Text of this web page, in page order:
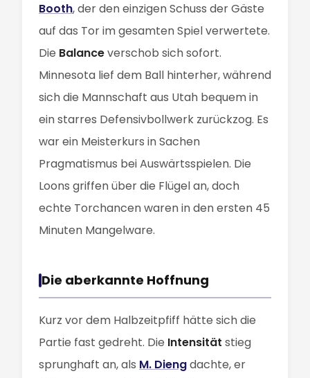
Booth, der den einzigen Schuss der Gäste
auf das Tor im gesamten Spiel verwertete.
Die Balanceverschob sich sofort.
Minnesota lief dem Ball hinterher, während
sich die Mannschaft aus Utah bequem in
ein starres Defensivbollwerk zurückzog. Es
war ein Meisterkurs in Sachen
Pragmatismus bei Auswärtsspielen. Die
Loons griffen über die Flügel an, doch
echte Torchancen waren in den ersten 45
Minuten Mangelware.
Die aberkannte Hoffnung
Kurz vor dem Halbzeitpfiff hätte sich die
Partie fast gedreht. Die Intensität stieg
sprunghaft an, als M. Diengdachte, er